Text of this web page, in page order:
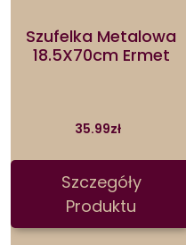
Szufelka Metalowa
18.5X70cm Ermet
35.99zł
Szczegóły
Produktu